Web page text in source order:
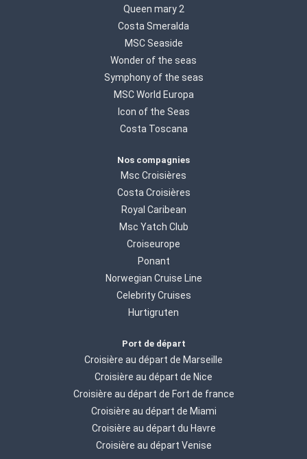
Queen mary 2
Costa Smeralda
MSC Seaside
Wonder of the seas
Symphony of the seas
MSC World Europa
Icon of the Seas
Costa Toscana
Nos compagnies
Msc Croisières
Costa Croisières
Royal Caribean
Msc Yatch Club
Croiseurope
Ponant
Norwegian Cruise Line
Celebrity Cruises
Hurtigruten
Port de départ
Croisière au départ de Marseille
Croisière au départ de Nice
Croisière au départ de Fort de france
Croisière au départ de Miami
Croisière au départ du Havre
Croisière au départ Venise